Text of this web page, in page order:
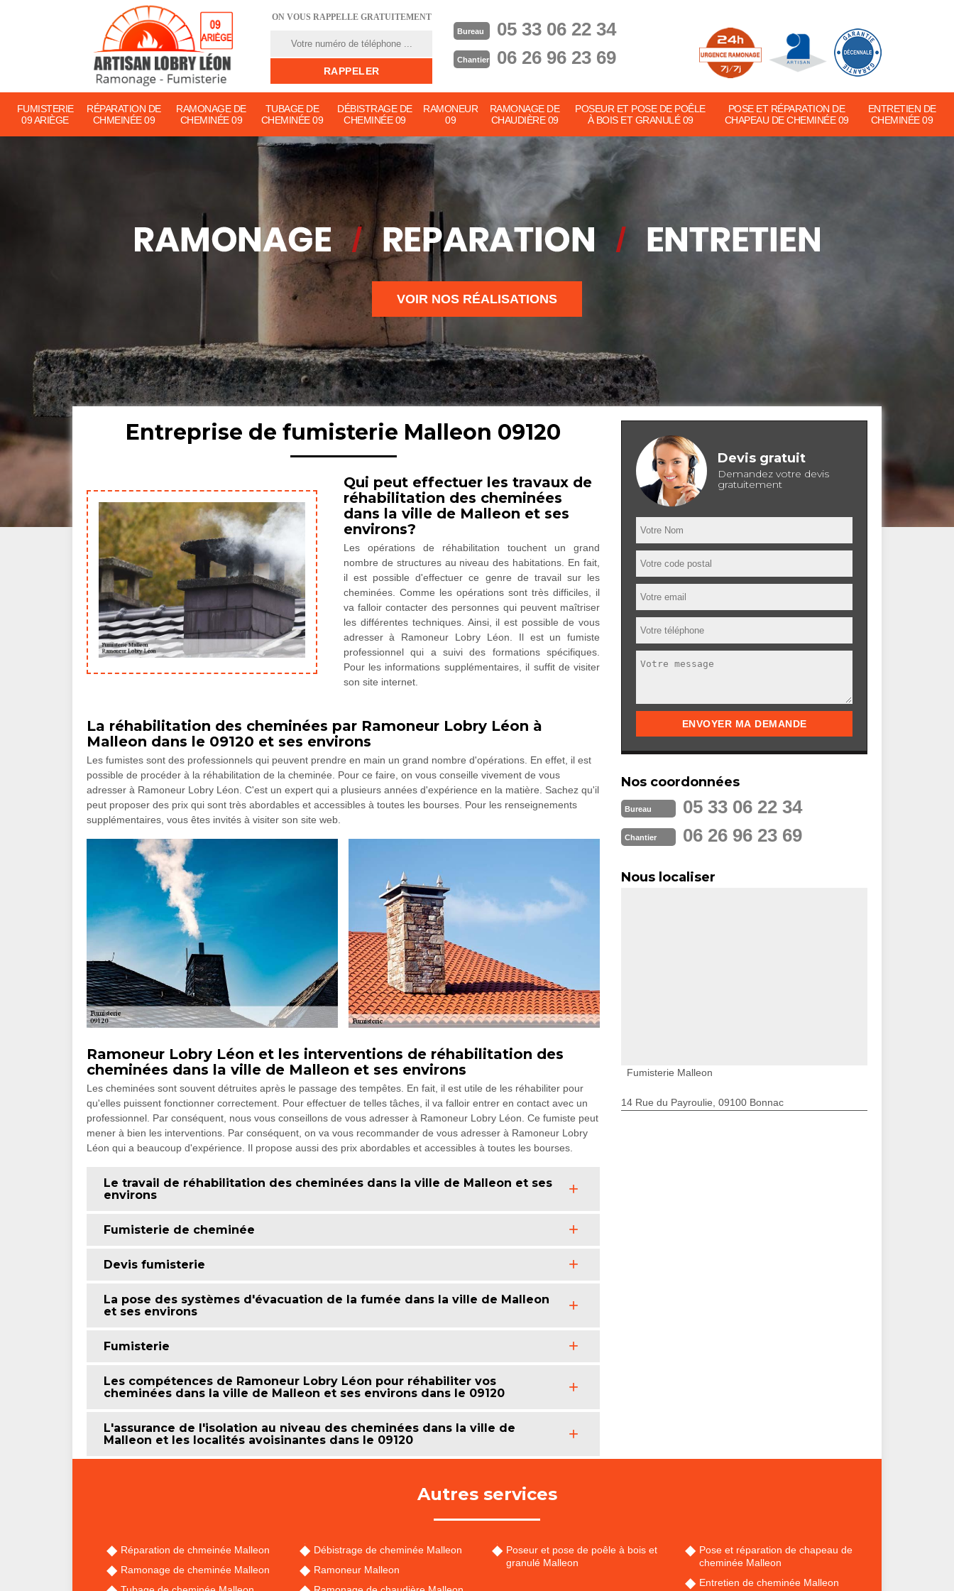
ON VOUS RAPPELLE GRATUITEMENT
Bureau 05 33 06 22 34
Chantier 06 26 96 23 69
FUMISTERIE
09 ARIÈGE
RÉPARATION DE
CHMEINÉE 09
RAMONAGE DE
CHEMINÉE 09
TUBAGE DE
CHEMINÉE 09
DÉBISTRAGE DE
CHEMINÉE 09
RAMONEUR
09
RAMONAGE DE
CHAUDIÈRE 09
POSEUR ET POSE DE POÊLE
À BOIS ET GRANULÉ 09
POSE ET RÉPARATION DE
CHAPEAU DE CHEMINÉE 09
ENTRETIEN DE
CHEMINÉE 09
VOIR NOS RÉALISATIONS
Entreprise de fumisterie Malleon 09120
Qui peut effectuer les travaux de
réhabilitation des cheminées
dans la ville de Malleon et ses
environs?
Les opérations de réhabilitation touchent un grand
nombre de structures au niveau des habitations. En fait,
il est possible d'effectuer ce genre de travail sur les
cheminées. Comme les opérations sont très difficiles, il
va falloir contacter des personnes qui peuvent maîtriser
les différentes techniques. Ainsi, il est possible de vous
adresser à Ramoneur Lobry Léon. Il est un fumiste
professionnel qui a suivi des formations spécifiques.
Pour les informations supplémentaires, il suffit de visiter
son site internet.
La réhabilitation des cheminées par Ramoneur Lobry Léon à
Malleon dans le 09120 et ses environs
Les fumistes sont des professionnels qui peuvent prendre en main un grand nombre d'opérations. En effet, il est
possible de procéder à la réhabilitation de la cheminée. Pour ce faire, on vous conseille vivement de vous
adresser à Ramoneur Lobry Léon. C'est un expert qui a plusieurs années d'expérience en la matière. Sachez qu'il
peut proposer des prix qui sont très abordables et accessibles à toutes les bourses. Pour les renseignements
supplémentaires, vous êtes invités à visiter son site web.
Ramoneur Lobry Léon et les interventions de réhabilitation des
cheminées dans la ville de Malleon et ses environs
Les cheminées sont souvent détruites après le passage des tempêtes. En fait, il est utile de les réhabiliter pour
qu'elles puissent fonctionner correctement. Pour effectuer de telles tâches, il va falloir entrer en contact avec un
professionnel. Par conséquent, nous vous conseillons de vous adresser à Ramoneur Lobry Léon. Ce fumiste peut
mener à bien les interventions. Par conséquent, on va vous recommander de vous adresser à Ramoneur Lobry
Léon qui a beaucoup d'expérience. Il propose aussi des prix abordables et accessibles à toutes les bourses.
Le travail de réhabilitation des cheminées dans la ville de Malleon et ses
environs
Fumisterie de cheminée
Devis fumisterie
La pose des systèmes d'évacuation de la fumée dans la ville de Malleon
et ses environs
Fumisterie
Les compétences de Ramoneur Lobry Léon pour réhabiliter vos
cheminées dans la ville de Malleon et ses environs dans le 09120
L'assurance de l'isolation au niveau des cheminées dans la ville de
Malleon et les localités avoisinantes dans le 09120
Devis gratuit
Demandez votre devis
gratuitement
Nos coordonnées
Bureau 05 33 06 22 34
Chantier 06 26 96 23 69
Nous localiser
Fumisterie Malleon
14 Rue du Payroulie, 09100 Bonnac
Autres services
Réparation de chmeinée Malleon
Ramonage de cheminée Malleon
Débistrage de cheminée Malleon
Ramoneur Malleon
Poseur et pose de poêle à bois et
granulé Malleon
Pose et réparation de chapeau de
cheminée Malleon
Entretien de cheminée Malleon